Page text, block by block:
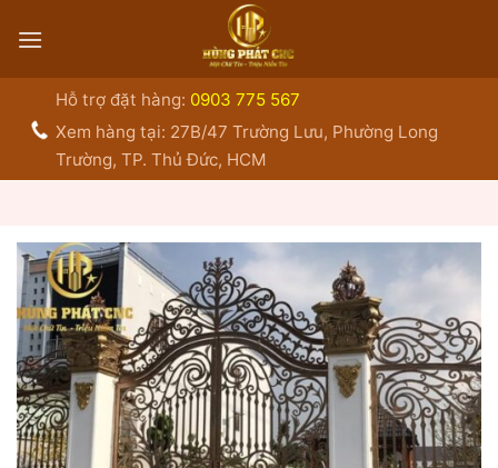
qua
Hỗ trợ đặt hàng: 0903 775 567
Xem hàng tại: 27B/47 Trường Lưu, Phường Long
Trường, TP. Thủ Đức, HCM